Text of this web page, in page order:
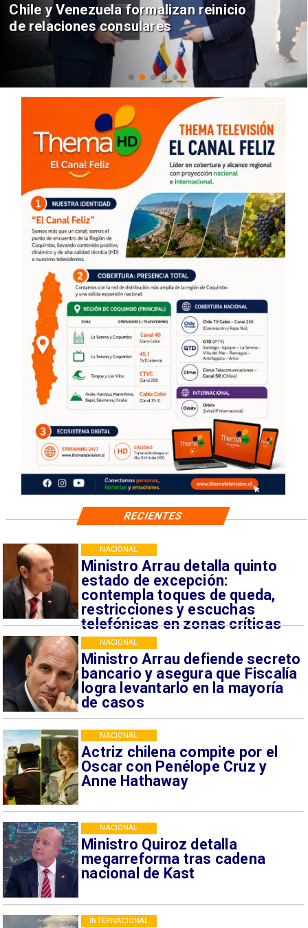
Chile y Venezuela formalizan reinicio
de relaciones consulares
Ministro Arrau detalla quinto
estado de excepción:
contempla toques de queda,
restricciones y escuchas
telefónicas en zonas críticas
NACIONAL
Ministro Arrau defiende secreto
bancario y asegura que Fiscalía
logra levantarlo en la mayoría
de casos
NACIONAL
Actriz chilena compite por el
Oscar con Penélope Cruz y
Anne Hathaway
NACIONAL
Ministro Quiroz detalla
megarreforma tras cadena
nacional de Kast
NACIONAL
INTERNACIONAL
RECIENTES